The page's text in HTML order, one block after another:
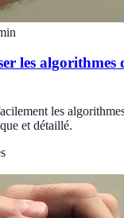
les
les
et détaillé.